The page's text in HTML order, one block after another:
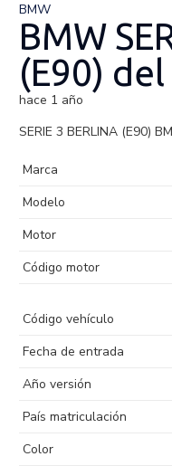
BMW
BMW
(E90)
hace 1 año
SERIE 3 BERLINA (E90)
Marca
Modelo
Motor
Código motor
Código vehículo
Fecha de entrada
Año versión
País matriculación
Color